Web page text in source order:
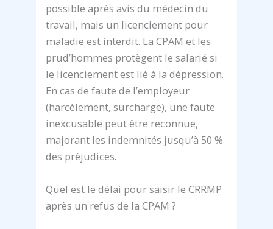
possible après avis du médecin du
travail, mais un licenciement pour
maladie est interdit. La CPAM et les
prud’hommes protègent le salarié si
le licenciement est lié à la dépression.
En cas de faute de l’employeur
(harcèlement, surcharge), une faute
inexcusable peut être reconnue,
majorant les indemnités jusqu’à 50 %
des préjudices.
Quel est le délai pour saisir le CRRMP
après un refus de la CPAM ?